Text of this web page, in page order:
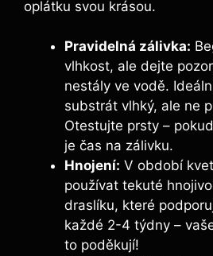
oplátku svou krásou.
Pravidelná zálivka:
vlhkost, ale dejte
nestály ve vodě.
substrát vlhký, ale ne
Otestujte prsty –
je čas na zálivku.
Hnojení: V období
používat tekuté
draslíku, které
každé 2-4 týdny –
to poděkují!